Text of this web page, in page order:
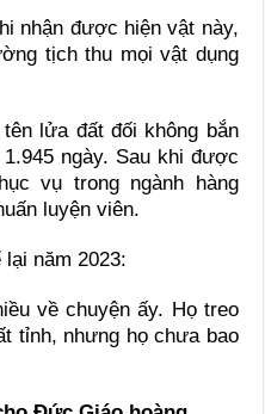
nhận được hiện vật này,
tịch thu mọi vật dụng
lửa đất đối không bắn
ngày. Sau khi được
vụ trong ngành hàng
luyện viên.
năm 2023:
về chuyện ấy. Họ treo
tỉnh, nhưng họ chưa bao